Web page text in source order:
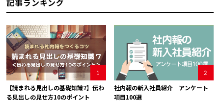
記事ランキング
1
【読まれる見出しの基礎知識7】伝わ
る見出しの見せ方10のポイント
2
社内報の新入社員紹介 アンケート
項目100選